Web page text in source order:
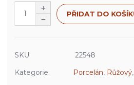
PŘIDAT DO
SKU:
22548
Kategorie:
Porcelán, Růžový,